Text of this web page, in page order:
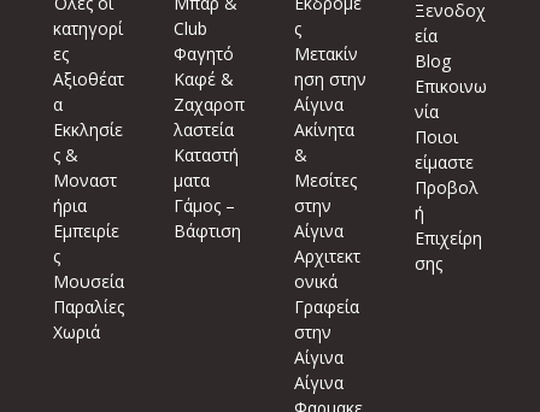
κατηγορί
ες
Αξιοθέατ
α
Εκκλησίε
ς &
Μοναστ
ήρια
Εμπειρίε
ς
Μουσεία
Παραλίες
Χωριά
Club
Φαγητό
Καφέ &
Ζαχαροπ
λαστεία
Καταστή
ματα
Γάμος –
Βάφτιση
ς
Μετακίν
ηση στην
Αίγινα
Ακίνητα
&
Μεσίτες
στην
Αίγινα
Αρχιτεκτ
ονικά
Γραφεία
στην
Αίγινα
Αίγινα
Ξενοδοχ
εία
Blog
Επικοινω
νία
Ποιοι
είμαστε
Προβολ
ή
Επιχείρη
σης